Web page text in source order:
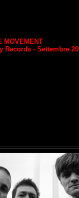
MOVEMENT
Records - Settembre